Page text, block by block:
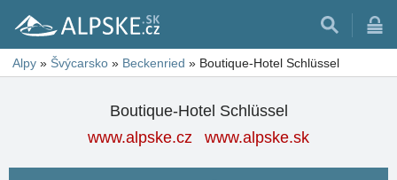
Alpy » Švýcarsko » Beckenried » Boutique-Hotel Schlüssel
Boutique-Hotel Schlüssel
www.alpske.cz
www.alpske.sk